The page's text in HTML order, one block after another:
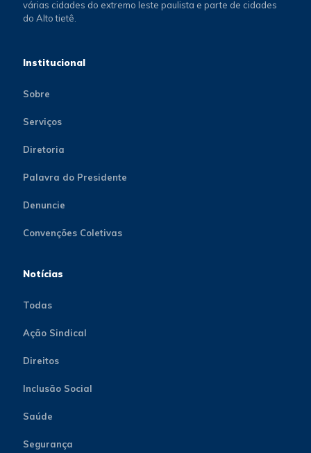
várias cidades do extremo leste paulista e parte de cidades
do Alto tietê.
Institucional
Sobre
Serviços
Diretoria
Palavra do Presidente
Denuncie
Convenções Coletivas
Notícias
Todas
Ação Sindical
Direitos
Inclusão Social
Saúde
Segurança